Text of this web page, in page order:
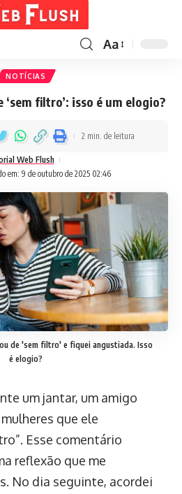
Aa
NOTÍCIAS
filtro’: isso é um elogio?
em: 9 de outubro de 2025 02:46
Web Flush
2 min. de leitura
de 'sem filtro' e fiquei angustiada. Isso
é elogio?
um jantar, um amigo
que ele
Esse comentário
reflexão que me
No dia seguinte, acordei